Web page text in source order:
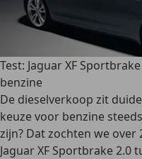
Test: Jaguar XF
benzine
De dieselverkoop zit
keuze voor benzine
zijn? Dat zochten we
Jaguar XF Sportbrake 2.0